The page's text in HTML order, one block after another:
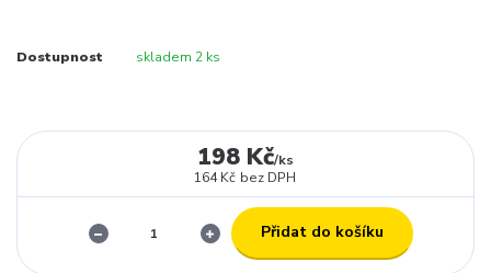
Dostupnost skladem 2 ks
198 Kč/ks
164 Kč bez DPH
Přidat do košíku